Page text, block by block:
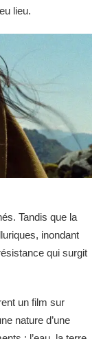
lieu.
Tandis que la
inondant
qui surgit
un film sur
nature d’une